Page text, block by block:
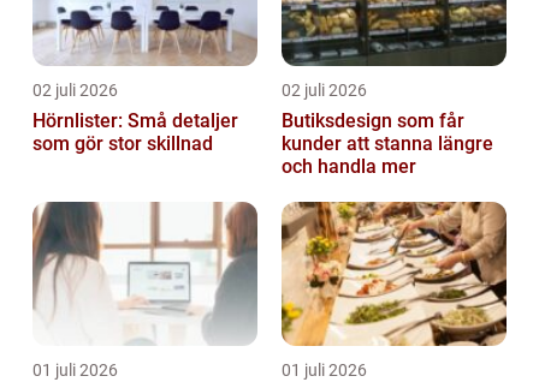
02 juli 2026
Hörnlister: Små detaljer
som gör stor skillnad
02 juli 2026
Butiksdesign som får
kunder att stanna längre
och handla mer
01 juli 2026 01 juli 2026